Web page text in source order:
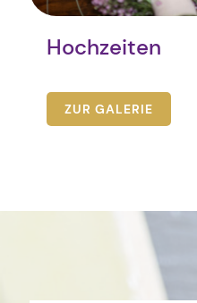
Hochzeiten
ZUR GALERIE